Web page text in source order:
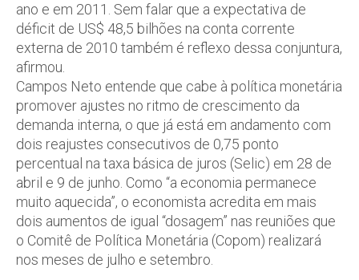
ano e em 2011. Sem falar que a expectativa de
déficit de US$ 48,5 bilhões na conta corrente
externa de 2010 também é reflexo dessa conjuntura,
afirmou.
Campos Neto entende que cabe à política monetária
promover ajustes no ritmo de crescimento da
demanda interna, o que já está em andamento com
dois reajustes consecutivos de 0,75 ponto
percentual na taxa básica de juros (Selic) em 28 de
abril e 9 de junho. Como “a economia permanece
muito aquecida”, o economista acredita em mais
dois aumentos de igual “dosagem” nas reuniões que
o Comitê de Política Monetária (Copom) realizará
nos meses de julho e setembro.